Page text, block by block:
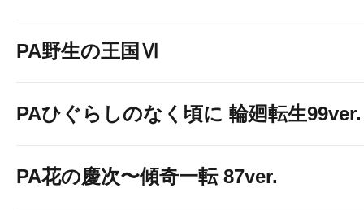
PA野生の王国Ⅵ
PAひぐらしのなく頃に 輪廻転生99ver.
PA花の慶次〜傾奇一転 87ver.